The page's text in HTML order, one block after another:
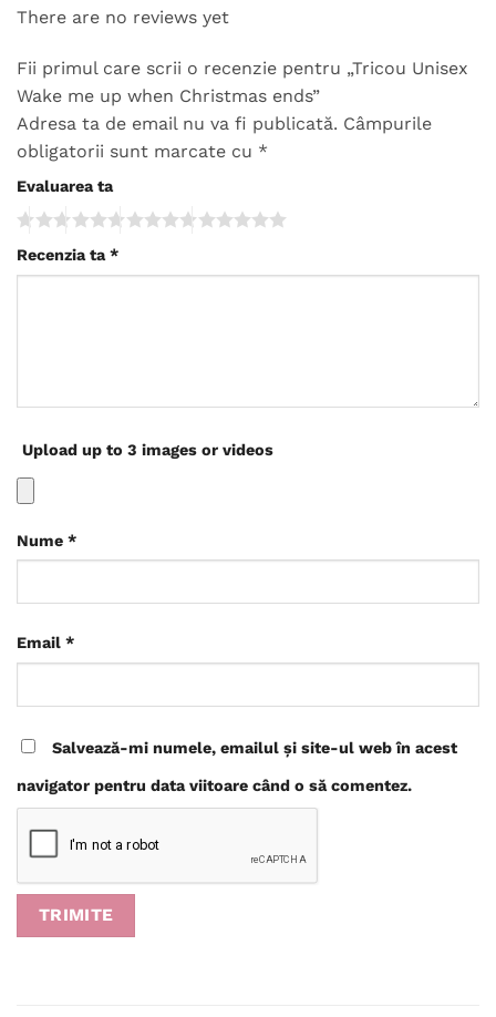
There are no reviews yet
Fii primul care scrii o recenzie pentru „Tricou Unisex
Wake me up when Christmas ends”
Adresa ta de email nu va fi publicată. Câmpurile
obligatorii sunt marcate cu *
Evaluarea ta
Recenzia ta *
Upload up to 3 images or videos
Nume *
Email *
Salvează-mi numele, emailul și site-ul web în acest
navigator pentru data viitoare când o să comentez.